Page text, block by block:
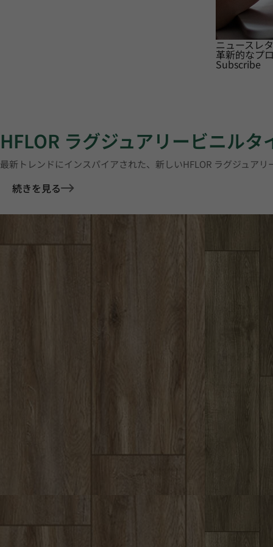
ニュースレ
革新的なプ
Subscribe
HFLOR ラグジュアリービニル
最新トレンドにインスパイアされた、新しいHFLOR ラグジュア
続きを見る